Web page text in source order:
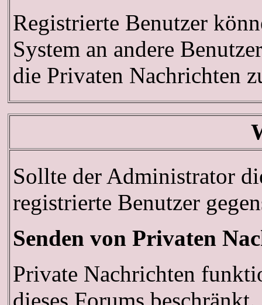
Registrierte Benutzer
System an andere
die Privaten Nachrichten
Sollte der Administrator
registrierte Benutzer
Senden von Privaten
Private Nachrichten